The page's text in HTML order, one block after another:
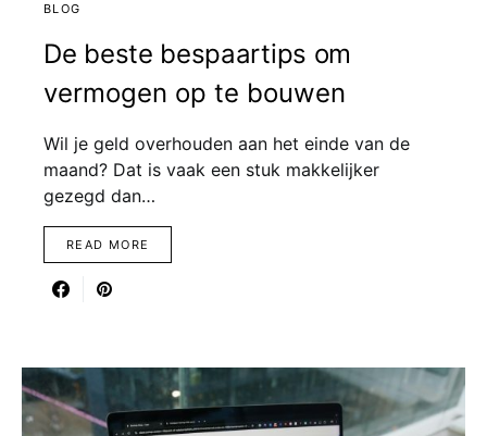
BLOG
De beste bespaartips om
vermogen op te bouwen
Wil je geld overhouden aan het einde van de
maand? Dat is vaak een stuk makkelijker
gezegd dan…
READ MORE